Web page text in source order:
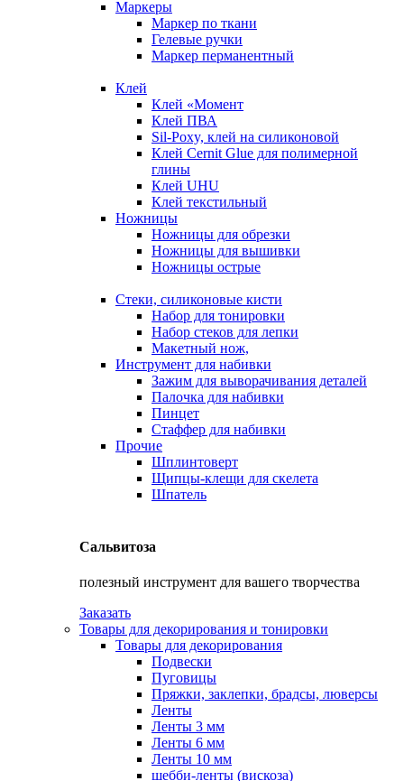
Маркеры
Маркер по ткани
Гелевые ручки
Маркер перманентный
Клей
Клей «Момент
Клей ПВА
Sil-Poxy, клей на силиконовой
Клей Cernit Glue для полимерной
глины
Клей UHU
Клей текстильный
Ножницы
Ножницы для обрезки
Ножницы для вышивки
Ножницы острые
Стеки, силиконовые кисти
Набор для тонировки
Набор стеков для лепки
Макетный нож,
Инструмент для набивки
Зажим для выворачивания деталей
Палочка для набивки
Пинцет
Стаффер для набивки
Прочие
Шплинтоверт
Щипцы-клещи для скелета
Шпатель
Сальвитоза
полезный инструмент для вашего творчества
Заказать
Товары для декорирования и тонировки
Товары для декорирования
Подвески
Пуговицы
Пряжки, заклепки, брадсы, люверсы
Ленты
Ленты 3 мм
Ленты 6 мм
Ленты 10 мм
шебби-ленты (вискоза)